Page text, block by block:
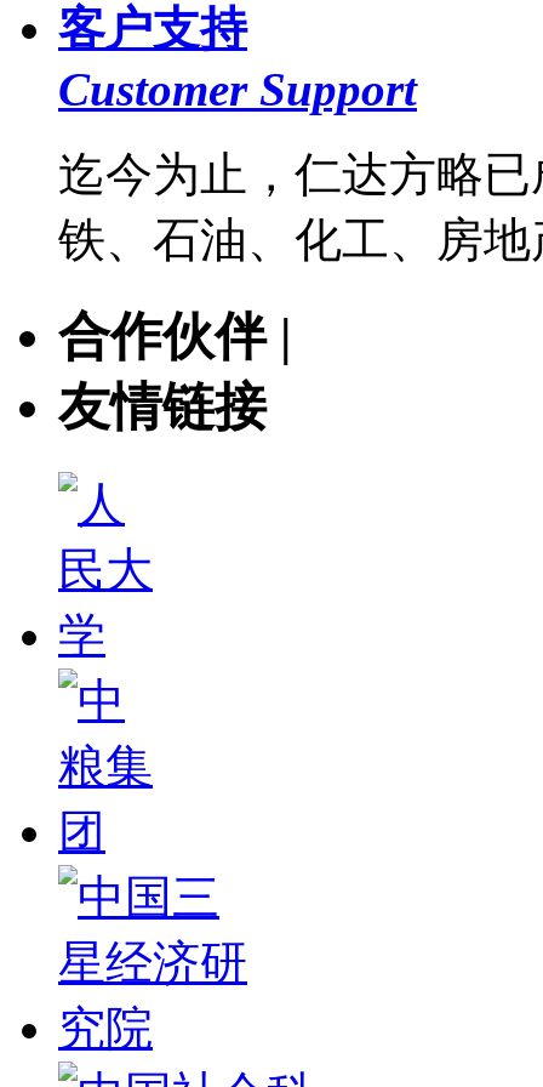
客户支持
Customer Support
迄今为止，仁达方略
铁、石油、化工、房
合作伙伴 |
友情链接